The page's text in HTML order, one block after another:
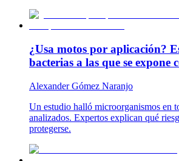
¿Usa motos por aplicación?
bacterias a las que se expone
Alexander Gómez Naranjo
Un estudio halló microorganismos en
analizados. Expertos explican qué
protegerse.